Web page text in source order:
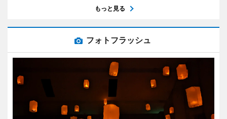
もっと見る
フォトフラッシュ